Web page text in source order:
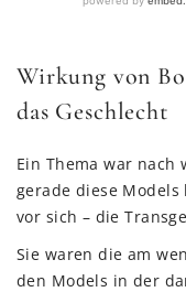
Wirkung von
das Geschlecht
Ein Thema war
gerade diese
vor sich – die
Sie waren die am
den Models in der